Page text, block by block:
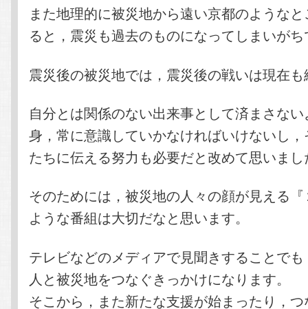
また地理的に被災地から遠い京都のような
ると，震災も過去のものになってしまいが
震災後の被災地では，震災後の戦いは現在
自分とは関係のない出来事として済まさな
身，常に意識していかなければいけないし
たちに伝える努力も必要だと改めて思いま
そのためには，被災地の人々の顔が見える
ような番組は大切だなと思います。
テレビなどのメディアで見聞きすることで
人と被災地をつなぐきっかけになります。
そこから，また新たな支援が始まったり，